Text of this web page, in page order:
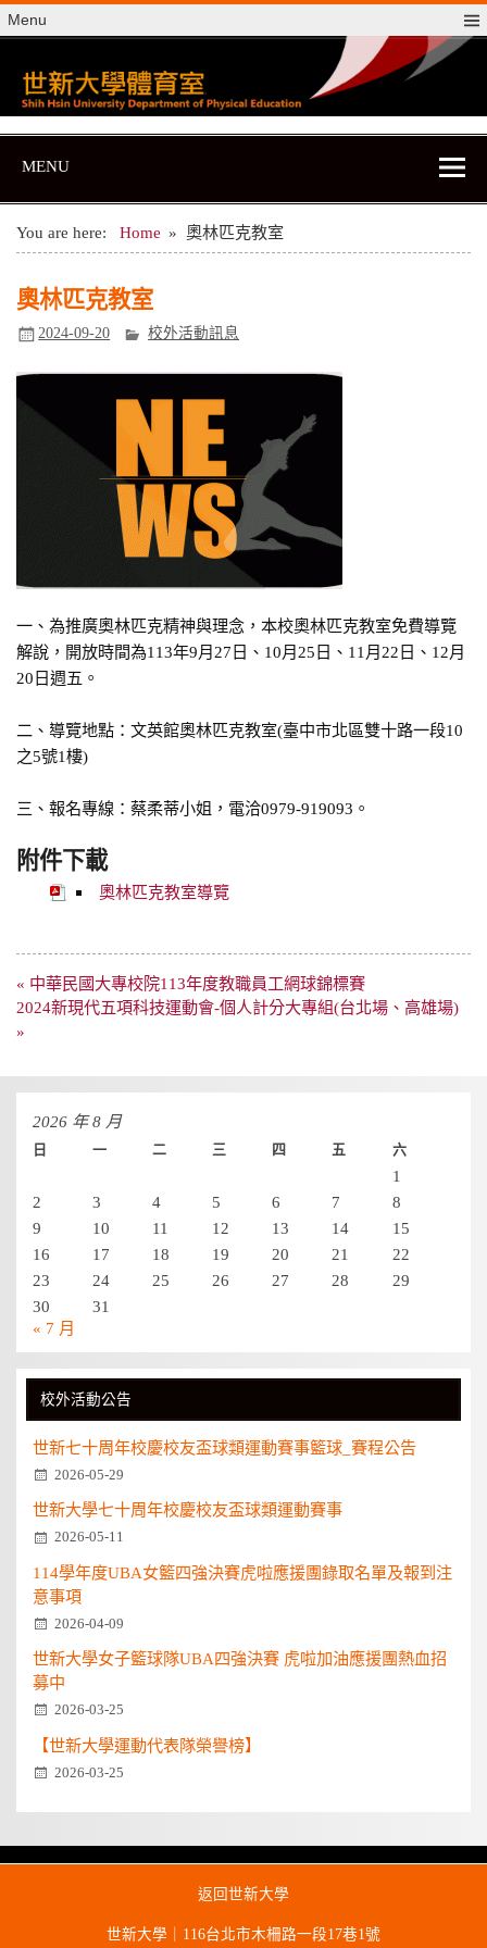
Skip
to
content
Menu
世新大學體育室
世新大學體育室
MENU
You are here: Home 奧林匹克教室
奧林匹克教室
2024-09-20 校外活動訊息
一、為推廣奧林匹克精神與理念，本校奧林匹克教室免費導覽
解說，開放時間為113年9月27日、10月25日、11月22日、12月
20日週五。
二、導覽地點：文英館奧林匹克教室(臺中市北區雙十路一段10
之5號1樓)
三、報名專線：蔡柔蒂小姐，電洽0979-919093。
附件下載
奧林匹克教室導覽
文
章
導
« 中華民國大專校院113年度教職員工網球錦標賽
2024新現代五項科技運動會-個人計分大專組(台北場、高雄場)
»
2026 年 8 月
日 一 二 三 四 五 六
1
2
3 4 5 6 7
8
9
10 11 12 13 14
15
16
17 18 19 20 21
22
23
24 25 26 27 28
29
30
31
« 7 月
校外活動公告
世新七十周年校慶校友盃球類運動賽事籃球_賽程公告
2026-05-29
世新大學七十周年校慶校友盃球類運動賽事
2026-05-11
114學年度UBA女籃四強決賽虎啦應援團錄取名單及報到注
意事項
2026-04-09
世新大學女子籃球隊UBA四強決賽 虎啦加油應援團熱血招
募中
2026-03-25
【世新大學運動代表隊榮譽榜】
2026-03-25
返回世新大學
世新大學｜116台北市木柵路一段17巷1號